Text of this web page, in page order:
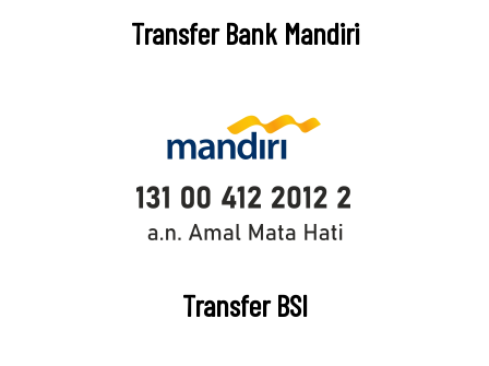
Transfer Bank Mandiri
Transfer BSI